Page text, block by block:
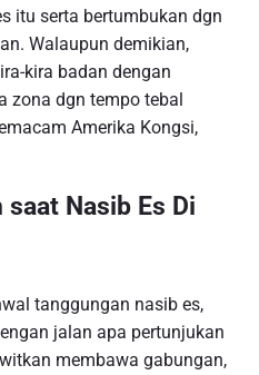
itu serta bertumbukan dgn
Walaupun demikian,
kira badan dengan
zona dgn tempo tebal
Amerika Kongsi,
Nasib Es Di
tanggungan nasib es,
jalan apa pertunjukan
membawa gabungan,